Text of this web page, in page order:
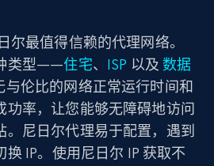
尔最值得信赖的代理网络。
类型——住宅、 ISP 以及 数据
伦比的网络正常运行时间和
功率，让您能够无障碍地访问
。尼日尔代理易于配置，遇到
IP。使用尼日尔 IP 获取不